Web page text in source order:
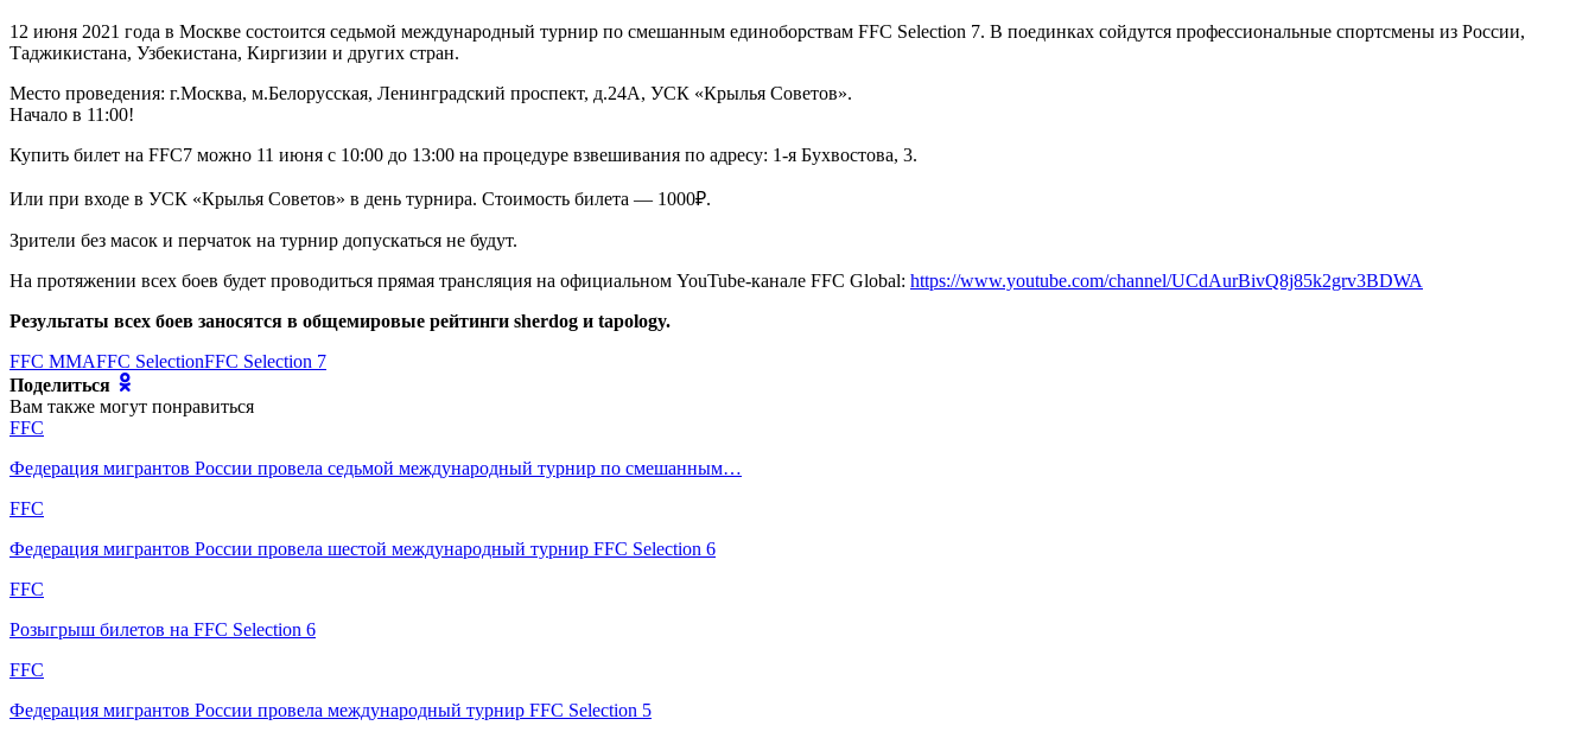
12 июня 2021 года в Москве состоится седьмой международный турнир по смешанным единоборствам FFC Selection 7. В поединках сойдутся профессиональные спортсмены из России,
Таджикистана, Узбекистана, Киргизии и других стран.
Место проведения: г.Москва, м.Белорусская, Ленинградский проспект, д.24А, УСК «Крылья Советов».
Начало в 11:00!
Купить билет на FFC7 можно 11 июня с 10:00 до 13:00 на процедуре взвешивания по адресу: 1-я Бухвостова, 3.
Или при входе в УСК «Крылья Советов» в день турнира. Стоимость билета — 1000₽.
Зрители без масок и перчаток на турнир допускаться не будут.
На протяжении всех боев будет проводиться прямая трансляция на официальном YouTube-канале FFC Global: https://www.youtube.com/channel/UCdAurBivQ8j85k2grv3BDWA
Результаты всех боев заносятся в общемировые рейтинги sherdog и tapology.
FFC MMAFFC SelectionFFC Selection 7
Поделиться
Вам также могут понравиться
FFC
Федерация мигрантов России провела седьмой международный турнир по смешанным…
FFC
Федерация мигрантов России провела шестой международный турнир FFC Selection 6
FFC
Розыгрыш билетов на FFC Selection 6
FFC
Федерация мигрантов России провела международный турнир FFC Selection 5